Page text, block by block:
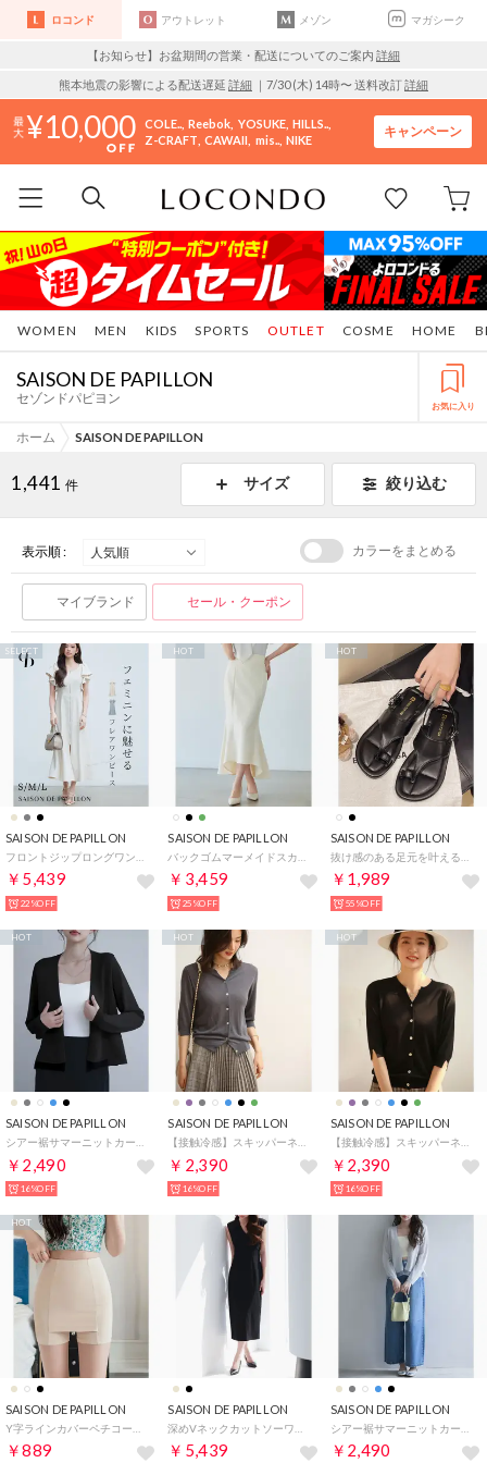
ロコンド アウトレット メゾン マガシーク
【お知らせ】お盆期間の営業・配送についてのご案内 詳細
熊本地震の影響による配送遅延 詳細 ｜7/30 (木) 14時〜 送料改訂詳細
10,000 COLE.. Reebok YOSUKE HILLS..
Z-CRAFT CAWAII mis.. NIKE
キャンペーン
WOMEN MEN KIDS SPORTS COSME HOME
OUTLET
SAISON DE PAPILLON
セゾンドパピヨン お気に入り
ホーム SAISON DE PAPILLON
1,441 件 サイズ 絞り込む
表示順 : カラーをまとめる
マイブランド セール・クーポン
SAISON DE PAPILLON
￥5,439
SELECT
22%OFF
SAISON DE PAPILLON
￥3,459
HOT
25%OFF
SAISON DE PAPILLON
￥1,989
HOT
55%OFF
SAISON DE PAPILLON
￥2,490
HOT
16%OFF
SAISON DE PAPILLON
￥2,390
HOT
16%OFF
SAISON DE PAPILLON
￥2,390
HOT
16%OFF
SAISON DE PAPILLON
￥889
HOT
SAISON DE PAPILLON
￥5,439
SAISON DE PAPILLON
￥2,490